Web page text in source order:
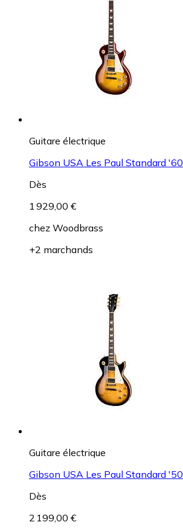
Guitare électrique
Gibson USA Les Paul Standard '60
Dès
1 929,00 €
chez Woodbrass
+2 marchands
Guitare électrique
Gibson USA Les Paul Standard '50
Dès
2 199,00 €